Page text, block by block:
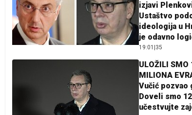
izjavi
Ustaštvo
ideologija u
je odavno
19:01 35
ULOŽILI SMO
MILIONA
Vučić pozvao
Doveli smo
učestvujte